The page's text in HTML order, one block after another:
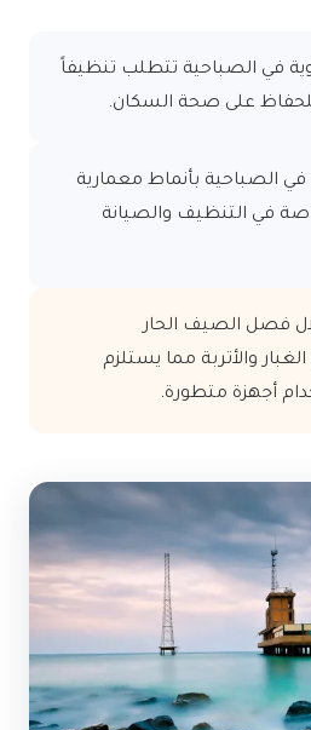
في الصباحية تتطلب تنظيفاً
على صحة السكان.
بأنماط معمارية
في التنظيف والصيانة
فصل الصيف الحار
والأتربة مما يستلزم
أجهزة متطورة.